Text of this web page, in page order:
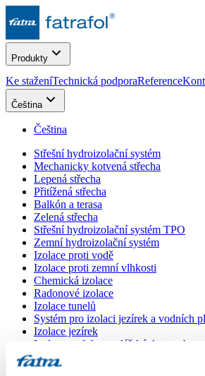
Produkty
Ke staženíTechnická podporaReference
Čeština
Čeština
Střešní hydroizolační systém
Mechanicky kotvená střecha
Lepená střecha
Přitížená střecha
Balkón a terasa
Zelená střecha
Střešní hydroizolační systém TPO
Zemní hydroizolační systém
Izolace proti vodě
Izolace proti zemní vlhkosti
Chemická izolace
Radonové izolace
Izolace tunelů
Systém pro izolaci jezírek a vodních
Izolace jezírek
Izolace vodohospodářských staveb
Izolace nádrží na pitnou vodu
Doplňky